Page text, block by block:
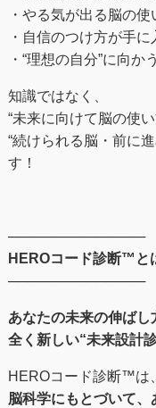
・やる気が出る脳の
・自信のつけ方が手に
・“理想の自分”に向
知識ではなく、
“未来に向けて脳の使
“続けられる脳・前に
す！
──────────────
HEROコード診断™と
──────────────
あなたの未来の伸ばし
全く新しい“未来設計
HEROコード診断™︎は、
脳科学にもとづいて、